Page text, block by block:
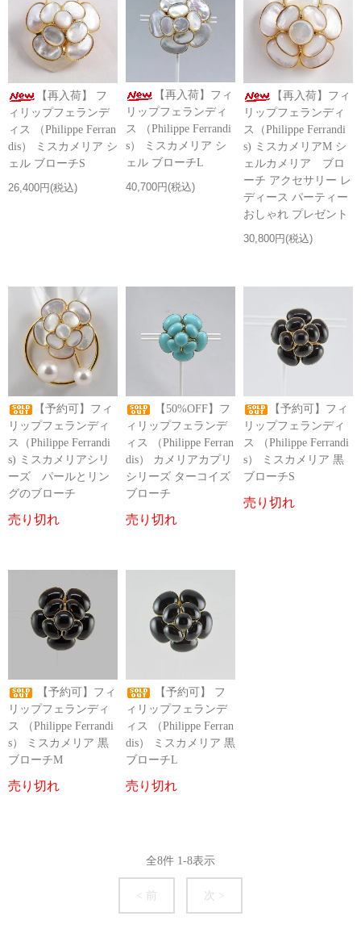
【再入荷】 フ
ィリップフェランデ
ィス （Philippe Ferran
dis） ミスカメリア シ
ェル ブローチS
26,400円(税込)
【再入荷】フィ
リップフェランディ
ス （Philippe Ferrandi
s） ミスカメリア シ
ェル ブローチL
40,700円(税込)
【再入荷】フィ
リップフェランディ
ス（Philippe Ferrandi
s) ミスカメリアM シ
ェルカメリア ブロ
ーチ アクセサリー レ
ディース パーティー
おしゃれ プレゼント
30,800円(税込)
【予約可】フィ
リップフェランディ
ス（Philippe Ferrandi
s) ミスカメリアシリ
ーズ パールとリン
グのブローチ
売り切れ
【50%OFF】フ
ィリップフェランデ
ィス （Philippe Ferran
dis） カメリアカプリ
シリーズ ターコイズ
ブローチ
売り切れ
【予約可】フィ
リップフェランディ
ス （Philippe Ferrandi
s） ミスカメリア 黒
ブローチS
売り切れ
【予約可】フィ
リップフェランディ
ス （Philippe Ferrandi
s） ミスカメリア 黒
ブローチM
売り切れ
【予約可】 フ
ィリップフェランデ
ィス （Philippe Ferran
dis） ミスカメリア 黒
ブローチL
売り切れ
全8件 1-8表示
< 前 次 >